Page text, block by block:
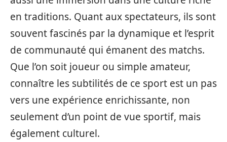
en traditions. Quant aux spectateurs, ils sont
souvent fascinés par la dynamique et l’esprit
de communauté qui émanent des matchs.
Que l’on soit joueur ou simple amateur,
connaître les subtilités de ce sport est un pas
vers une expérience enrichissante, non
seulement d’un point de vue sportif, mais
également culturel.